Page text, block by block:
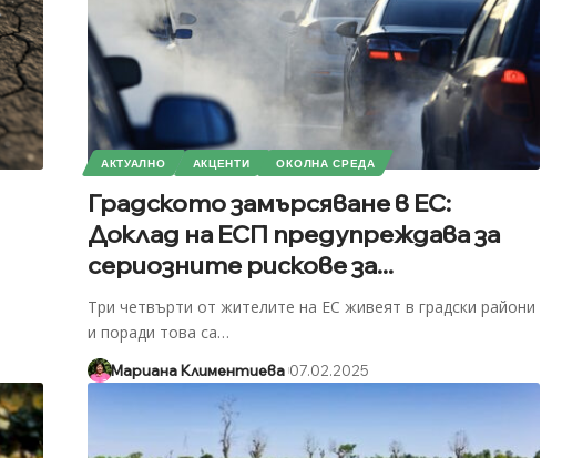
АКТУАЛНО АКЦЕНТИ ОКОЛНА СРЕДА
Градското замърсяване в ЕС:
Доклад на ЕСП предупреждава за
сериозните рискове за...
Три четвърти от жителите на ЕС живеят в градски райони
и поради това са…
Мариана Климентиева 07.02.2025